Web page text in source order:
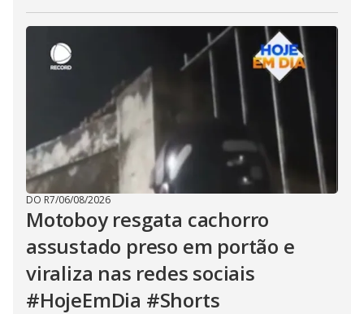
DO R7/06/08/2026
Motoboy resgata cachorro
assustado preso em portão e
viraliza nas redes sociais
#HojeEmDia #Shorts